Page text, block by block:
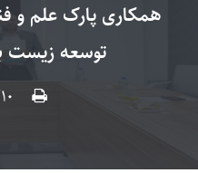
همکاری پارک علم و
توسعه زیست